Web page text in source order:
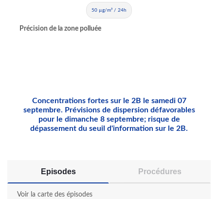
50 µg/m³ / 24h
Précision de la zone polluée
Concentrations fortes sur le 2B le samedi 07
septembre. Prévisions de dispersion défavorables
pour le dimanche 8 septembre; risque de
dépassement du seuil d'information sur le 2B.
Episodes Procédures
Voir la carte des épisodes